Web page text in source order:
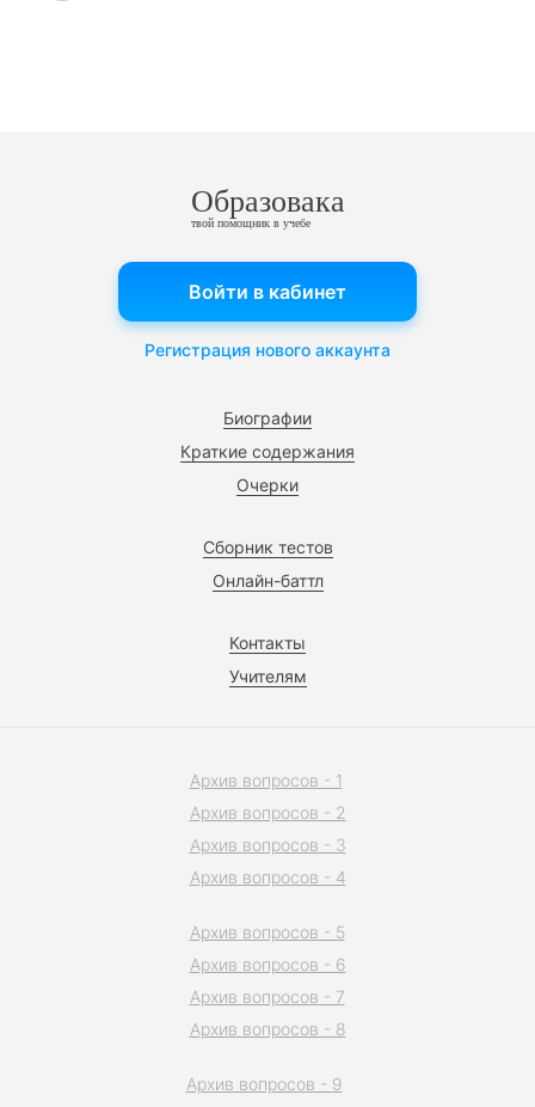
Образовака
твой помощник в учебе
Биографии
Краткие содержания
Очерки
Сборник тестов
Онлайн-баттл
Контакты
Учителям
Войти в кабинет
Регистрация нового аккаунта
Архив вопросов - 1
Архив вопросов - 2
Архив вопросов - 3
Архив вопросов - 4
Архив вопросов - 5
Архив вопросов - 6
Архив вопросов - 7
Архив вопросов - 8
Архив вопросов - 9